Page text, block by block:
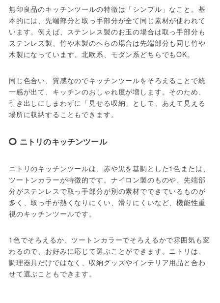
無印良品のキッチンツールの特徴は「シンプル」なこと。基
本的には、先端部分と取っ手部分が全て同じ素材が使われて
います。例えば、ステンレス製のお玉の場合は取っ手部分も
ステンレス製、竹や木製のへらの場合は先端部分も同じ竹や
木製になっています。北欧系、モダン系どちらでもOK。
同じ色合い、質感なのでキッチンツールをそろえることで統
一感が出て、キッチンのおしゃれ度が増します。そのため、
引き出しにしまわずに「見せる収納」として、あえて見える
場所に収納することもできます。
ニトリのキッチンツール
ニトリのキッチンツールは、赤や黒を基調とした1色または、
ツートンカラーが特徴的です。ナイロン製のものや、先端部
分がステンレスで取っ手部分が別の素材でできているものが
多く、取っ手が熱くなりにくい、滑りにくいなど、機能性重
視のキッチンツールです。
1色でそろえるか、ツートンカラーでそろえるかで雰囲気も変
わるので、お好みに応じて選ぶことができます。ニトリは、
調理器具だけではなく、収納グッズやインテリア用品と合わ
せて選ぶこともできます。